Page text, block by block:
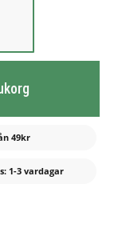
49kr
1-3 vardagar